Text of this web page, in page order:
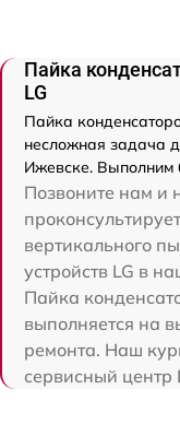
Пайка
LG
Пайка
несложная задача
Ижевске. Выполним
Позвоните нам и
вертикального
устройств LG в
Пайка
выполняется на
ремонта. Наш
сервисный центр